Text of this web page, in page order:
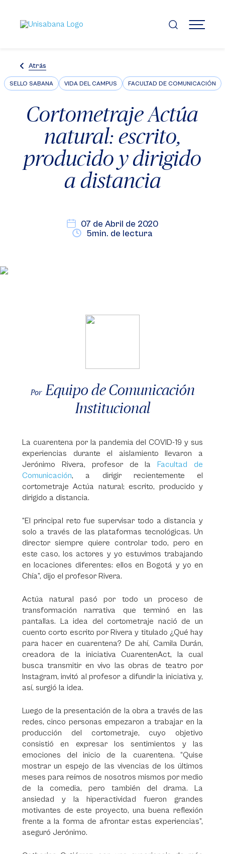
contenido
principal
MENÚ
Atrás
SELLO SABANA VIDA DEL CAMPUS FACULTAD DE COMUNICACIÓN
Cortometraje Actúa
natural: escrito,
producido y dirigido
a distancia
07 de Abril de 2020
5min. de lectura
Por Equipo de Comunicación
Institucional
La cuarentena por la pandemia del COVID-19 y sus
experiencias durante el aislamiento llevaron a
Jerónimo Rivera, profesor de laFacultad de
Comunicación, a dirigir recientemente el
cortometraje Actúa natural; escrito, producido y
dirigido a distancia.
“El principal reto fue supervisar todo a distancia y
solo a través de las plataformas tecnológicas. Un
director siempre quiere controlar todo, pero en
este caso, los actores y yo estuvimos trabajando
en locaciones diferentes: ellos en Bogotá y yo en
Chía”, dijo el profesor Rivera.
Actúa natural pasó por todo un proceso de
transformación narrativa que terminó en las
pantallas. La idea del cortometraje nació de un
cuento corto escrito por Rivera y titulado ¿Qué hay
para hacer en cuarentena? De ahí, Camila Durán,
creadora de la iniciativa CuarentenAct, la cual
busca transmitir en vivo las obras de teatro por
Instagram, invitó al profesor a difundir la iniciativa y,
así, surgió la idea.
Luego de la presentación de la obra a través de las
redes, cinco personas empezaron a trabajar en la
producción del cortometraje, cuyo objetivo
consistió en expresar los sentimientos y las
emociones del inicio de la cuarentena. “Quise
mostrar un espejo de las vivencias de los últimos
meses para reírnos de nosotros mismos por medio
de la comedia, pero también del drama. La
ansiedad y la hiperactividad fueron grandes
motivantes de este proyecto, una buena reflexión
frente a la forma de afrontar estas experiencias”,
aseguró Jerónimo.